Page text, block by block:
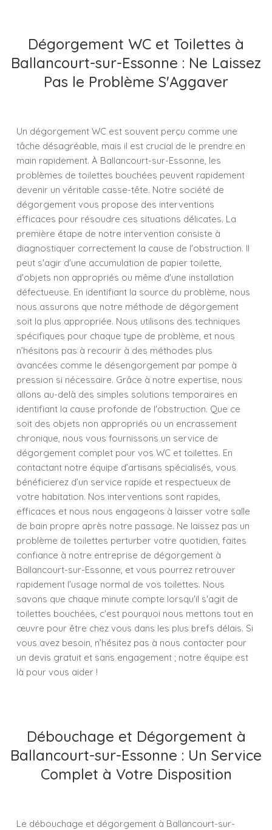
Dégorgement WC et Toilettes à
Ballancourt-sur-Essonne : Ne Laissez
Pas le Problème S'Aggaver
Un dégorgement WC est souvent perçu comme une
tâche désagréable, mais il est crucial de le prendre en
main rapidement. À Ballancourt-sur-Essonne, les
problèmes de toilettes bouchées peuvent rapidement
devenir un véritable casse-tête. Notre société de
dégorgement vous propose des interventions
efficaces pour résoudre ces situations délicates. La
première étape de notre intervention consiste à
diagnostiquer correctement la cause de l'obstruction. Il
peut s'agir d'une accumulation de papier toilette,
d'objets non appropriés ou même d'une installation
défectueuse. En identifiant la source du problème, nous
nous assurons que notre méthode de dégorgement
soit la plus appropriée. Nous utilisons des techniques
spécifiques pour chaque type de problème, et nous
n’hésitons pas à recourir à des méthodes plus
avancées comme le désengorgement par pompe à
pression si nécessaire. Grâce à notre expertise, nous
allons au-delà des simples solutions temporaires en
identifiant la cause profonde de l'obstruction. Que ce
soit des objets non appropriés ou un encrassement
chronique, nous vous fournissons un service de
dégorgement complet pour vos WC et toilettes. En
contactant notre équipe d’artisans spécialisés, vous
bénéficierez d’un service rapide et respectueux de
votre habitation. Nos interventions sont rapides,
efficaces et nous nous engageons à laisser votre salle
de bain propre après notre passage. Ne laissez pas un
problème de toilettes perturber votre quotidien, faites
confiance à notre entreprise de dégorgement à
Ballancourt-sur-Essonne, et vous pourrez retrouver
rapidement l'usage normal de vos toilettes. Nous
savons que chaque minute compte lorsqu'il s'agit de
toilettes bouchées, c'est pourquoi nous mettons tout en
œuvre pour être chez vous dans les plus brefs délais. Si
vous avez besoin, n’hésitez pas à nous contacter pour
un devis gratuit et sans engagement ; notre équipe est
là pour vous aider !
Débouchage et Dégorgement à
Ballancourt-sur-Essonne : Un Service
Complet à Votre Disposition
Le débouchage et dégorgement à Ballancourt-sur-